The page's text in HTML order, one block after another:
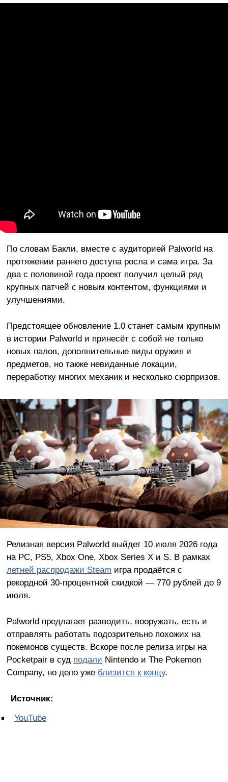
По словам Бакли, вместе с аудиторией Palworld на
протяжении раннего доступа росла и сама игра. За
два с половиной года проект получил целый ряд
крупных патчей с новым контентом, функциями и
улучшениями.
Предстоящее обновление 1.0 станет самым крупным
в истории Palworld и принесёт с собой не только
новых палов, дополнительные виды оружия и
предметов, но также невиданные локации,
переработку многих механик и несколько сюрпризов.
Релизная версия Palworld выйдет 10 июля 2026 года
на PC, PS5, Xbox One, Xbox Series X и S. В рамках
летней распродажи Steam игра продаётся с
рекордной 30-процентной скидкой — 770 рублей до 9
июля.
Palworld предлагает разводить, вооружать, есть и
отправлять работать подозрительно похожих на
покемонов существ. Вскоре после релиза игры на
Pocketpair в суд подали Nintendo и The Pokemon
Company, но дело уже близится к концу.
Источник:
YouTube